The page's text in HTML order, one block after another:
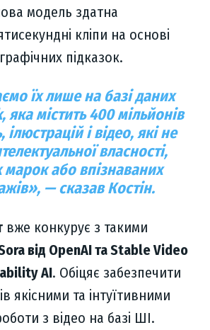
модель здатна
кліпи на основі
підказок.
їх лише на базі даних
містить 400 мільйонів
і відео, які не
власності,
марок або впізнаваних
— сказав Костін.
вже конкурує з такими
від OpenAI та Stable Video
AI. Обіцяє забезпечити
якісними та інтуїтивними
з відео на базі ШІ.